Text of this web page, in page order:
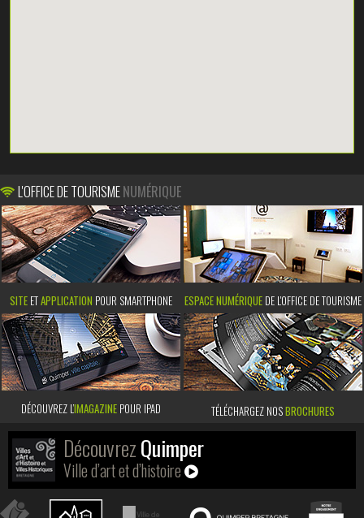
L'OFFICE DE TOURISMENUMÉRIQUE
SITE ETAPPLICATION POUR SMARTPHONE ESPACE NUMÉRIQUE DE L'OFFICE DE TOURISME
DÉCOUVREZ L’IMAGAZINE POUR IPAD TÉLÉCHARGEZ NOSBROCHURES
DécouvrezQuimper
Ville d’art et d’histoire